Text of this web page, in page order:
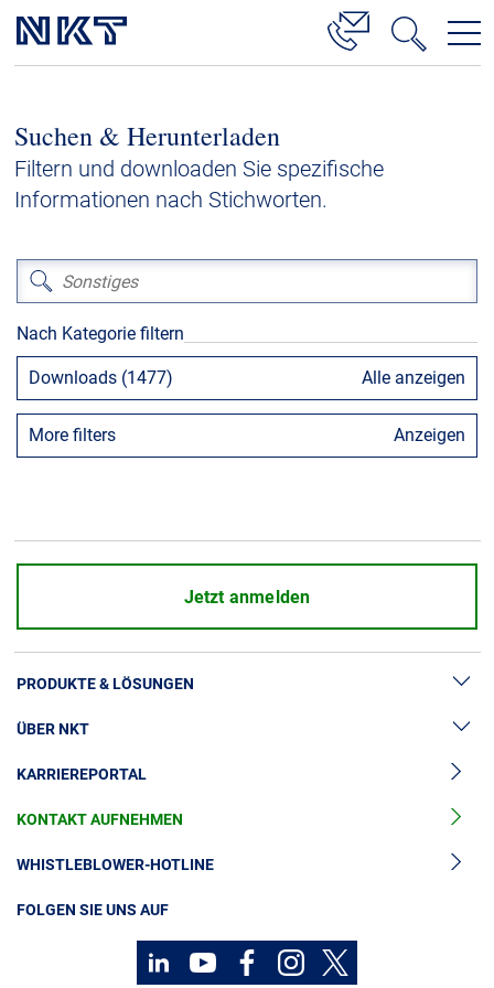
Hochspannung
Kabelservice
Niederspannung
Kabelgarnituren
Referenzen
Downloads
Presse & Events
Produktion
Karriere
Europacable
Einkauf
Suchen & Herunterladen
Filtern und downloaden Sie spezifische
Informationen nach Stichworten.
Nach Kategorie filtern
Downloads (1477) Alle anzeigen
More filters Anzeigen
Jetzt anmelden
PRODUKTE & LÖSUNGEN
Hochspannung
Kabelgarnituren
Mittelspannungskabel
Niederspannungskabel
ÜBER NKT
News & Presse
Unsere Geschichte
Investoren
Nachhaltigkeit
KARRIEREPORTAL
KONTAKT AUFNEHMEN
WHISTLEBLOWER-HOTLINE
FOLGEN SIE UNS AUF